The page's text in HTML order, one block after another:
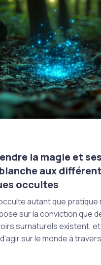
la magie et
aux
occultes
autant que pratique
sur la conviction que
surnaturels existent,
sur le monde à